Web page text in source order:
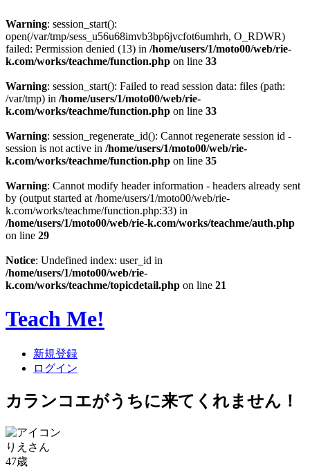
Warning: session_start():
open(/var/tmp/sess_u56u68imvb3bp6jvcfot6umhrh, O_RDWR)
failed: Permission denied (13) in /home/users/1/moto00/web/rie-
k.com/works/teachme/function.php on line 33
Warning: session_start(): Failed to read session data: files (path:
/var/tmp) in /home/users/1/moto00/web/rie-
k.com/works/teachme/function.php on line 33
Warning: session_regenerate_id(): Cannot regenerate session id -
session is not active in /home/users/1/moto00/web/rie-
k.com/works/teachme/function.php on line 35
Warning: Cannot modify header information - headers already sent
by (output started at /home/users/1/moto00/web/rie-
k.com/works/teachme/function.php:33) in
/home/users/1/moto00/web/rie-k.com/works/teachme/auth.php
on line 29
Notice: Undefined index: user_id in
/home/users/1/moto00/web/rie-
k.com/works/teachme/topicdetail.php on line 21
Teach Me!
新規登録
ログイン
カランコエがうちに来てくれません！
りえさん
47歳